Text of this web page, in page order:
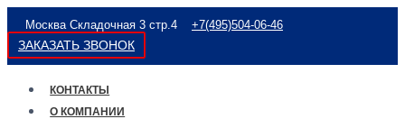
Перейти
к
содержимому
Москва Складочная 3 стр.4 +7(495)504-06-46
ЗАКАЗАТЬ ЗВОНОК
КОНТАКТЫ
О КОМПАНИИ